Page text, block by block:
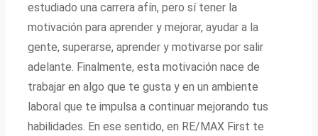
estudiado una carrera afín, pero sí tener la
motivación para aprender y mejorar, ayudar a la
gente, superarse, aprender y motivarse por salir
adelante. Finalmente, esta motivación nace de
trabajar en algo que te gusta y en un ambiente
laboral que te impulsa a continuar mejorando tus
habilidades. En ese sentido, en RE/MAX First te